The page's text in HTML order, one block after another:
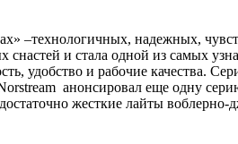
–технологичных, надежных,
и стала одной из самых
удобство и рабочие качества.
анонсировал еще одну
жесткие лайты